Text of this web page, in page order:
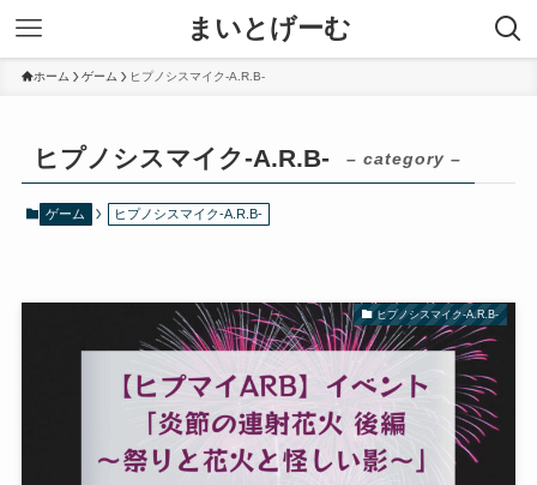
まいとげーむ
ホーム ゲーム ヒプノシスマイク-A.R.B-
ヒプノシスマイク-A.R.B- – category –
ゲーム ヒプノシスマイク-A.R.B-
ヒプノシスマイク-A.R.B-